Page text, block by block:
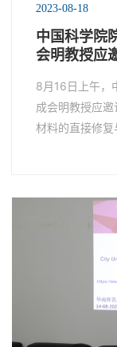
2023-08-18
中国科学院
会明教授应
8月16日上午，
成会明教授应
材料的直接修